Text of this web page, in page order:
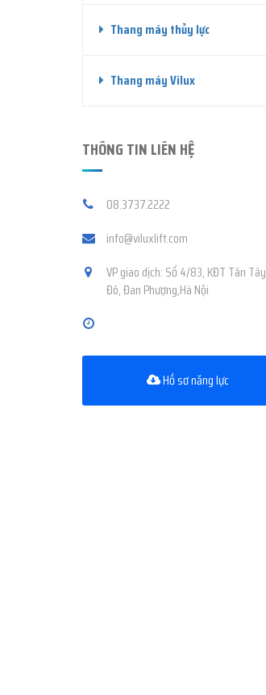
Thang máy thủy lực
Thang máy Vilux
THÔNG TIN LIÊN HỆ
08.3737.2222
info@viluxlift.com
VP giao dịch: Số 4/83, KĐT Tân Tây
Đô, Đan Phượng,Hà Nội
Hồ sơ năng lực